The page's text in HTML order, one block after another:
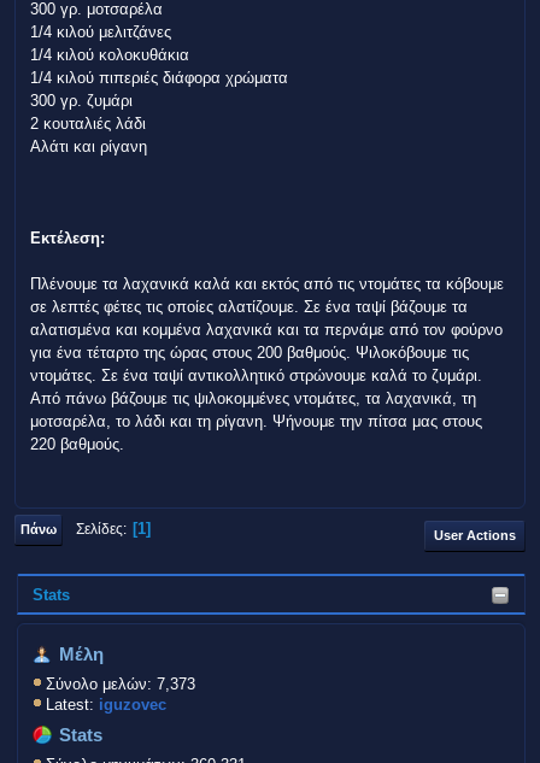
Stats
Μέλη
Σύνολο μελών: 7,373
Latest: iguzovec
Stats
300 γρ. μοτσαρέλα
1/4 κιλού μελιτζάνες
1/4 κιλού κολοκυθάκια
1/4 κιλού πιπεριές διάφορα χρώματα
300 γρ. ζυμάρι
2 κουταλιές λάδι
Αλάτι και ρίγανη
Εκτέλεση:
Πλένουμε τα λαχανικά καλά και εκτός από τις ντομάτες τα κόβουμε
σε λεπτές φέτες τις οποίες αλατίζουμε. Σε ένα ταψί βάζουμε τα
αλατισμένα και κομμένα λαχανικά και τα περνάμε από τον φούρνο
για ένα τέταρτο της ώρας στους 200 βαθμούς. Ψιλοκόβουμε τις
ντομάτες. Σε ένα ταψί αντικολλητικό στρώνουμε καλά το ζυμάρι.
Από πάνω βάζουμε τις ψιλοκομμένες ντομάτες, τα λαχανικά, τη
μοτσαρέλα, το λάδι και τη ρίγανη. Ψήνουμε την πίτσα μας στους
220 βαθμούς.
Πάνω Σελίδες 1 User Actions